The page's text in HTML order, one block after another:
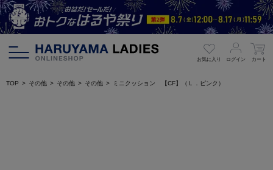
お気に入り ログイン カート
TOP その他 その他 その他 ミニクッション 【CF】（Ｌ．ピンク）